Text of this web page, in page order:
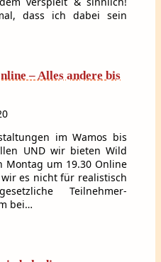
dass ich dabei sein
– Alles andere bis
im Wamos bis
UND wir bieten Wild
Montag um 19.30 Online
es nicht für realistisch
Teilnehmer-
bei…